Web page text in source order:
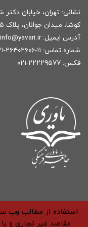
کوشا، میدان جوانان، پلاک ۵
آدرس ایمیل: info@yavari.ir
شماره تماس: ۱۱-۲۶۴۰۲۶۰۶-۰۲۱
فکس: ۲۲۲۲۹۵۷۷-۰۲۱
استفاده از مطالب وب
مقاصد غیر تجاری و